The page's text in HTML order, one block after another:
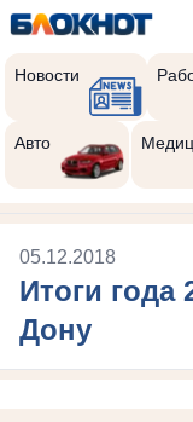
Новости
Авто
05.12.2018
Итоги года
Дону